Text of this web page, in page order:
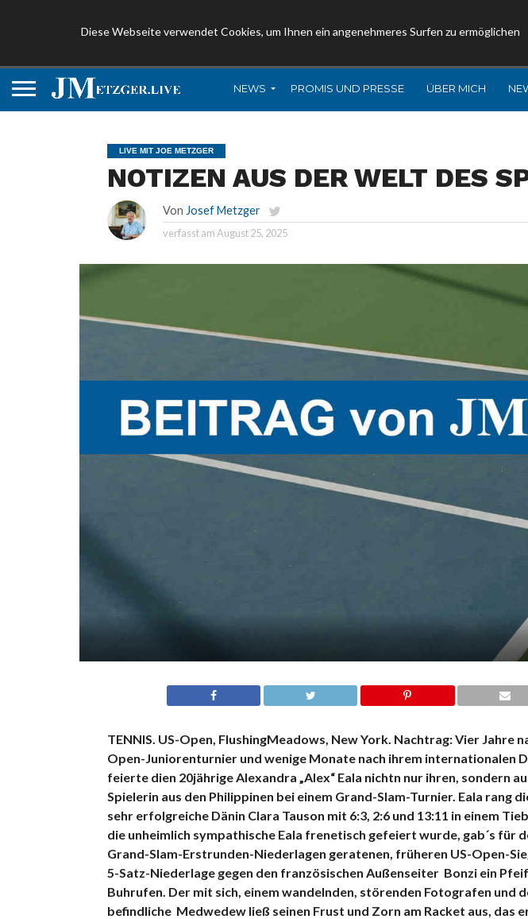
Diese Webseite verwendet Cookies, um Ihnen ein angenehmeres Surfen zu ermöglichen
NEWS PROMIS UND PRESSE ÜBER MICH
LIVE MIT JOE METZGER
NOTIZEN AUS DER WELT DES
Von Josef Metzger
verfasst amAugust 25, 2025
TENNIS. US-Open, FlushingMeadows, New York. Nachtrag: Vier Jahre
Open-Juniorenturnier und wenige Monate nach ihrem internationalen
feierte dien 20jährige Alexandra „Alex“ Eala nichtn nur ihren, sondern
Spielerin aus den Philippinen bei einem Grand-Slam-Turnier. Eala rang
sehr erfolgreiche Dänin Clara Tauson mit 6:3, 2:6 und 13:11 in einem
die unheimlich sympathische Eala frenetisch gefeiert wurde, gab´s für
Grand-Slam-Erstrunden-Niederlagen geratenen, früheren US-Open-
5-Satz-Niederlage gegen den französischen Außenseiter Bonzi ein
Buhrufen. Der mit sich, einem wandelnden, störenden Fotografen und
befindliche Medwedew ließ seinen Frust und Zorn am Racket aus, das